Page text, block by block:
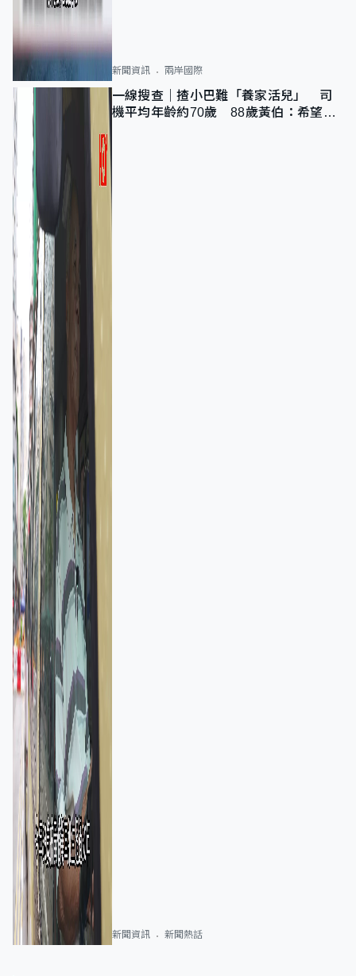
新聞資訊 兩岸國際
一線搜查｜揸小巴難「養家活兒」 司
機平均年齡約70歲 88歲黃伯：希望一
新聞資訊 新聞熱話